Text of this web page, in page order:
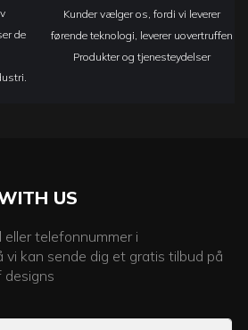
de
Kunder vælger os, fordi vi leverer
førende teknologi, leverer uovertruffen
Produkter og tjenesteydelser
US
telefonnummer i
vi kan sende dig et gratis tilbud på
designs